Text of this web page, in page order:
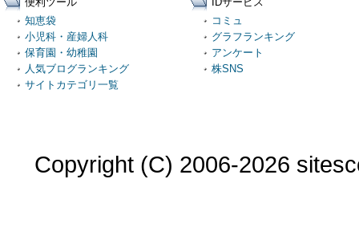
知恵袋
小児科・産婦人科
保育園・幼稚園
人気ブログランキング
サイトカテゴリ一覧
コミュ
グラフランキング
アンケート
株SNS
Copyright (C) 2006-2026